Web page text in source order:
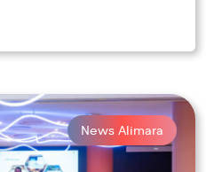
News Alimara